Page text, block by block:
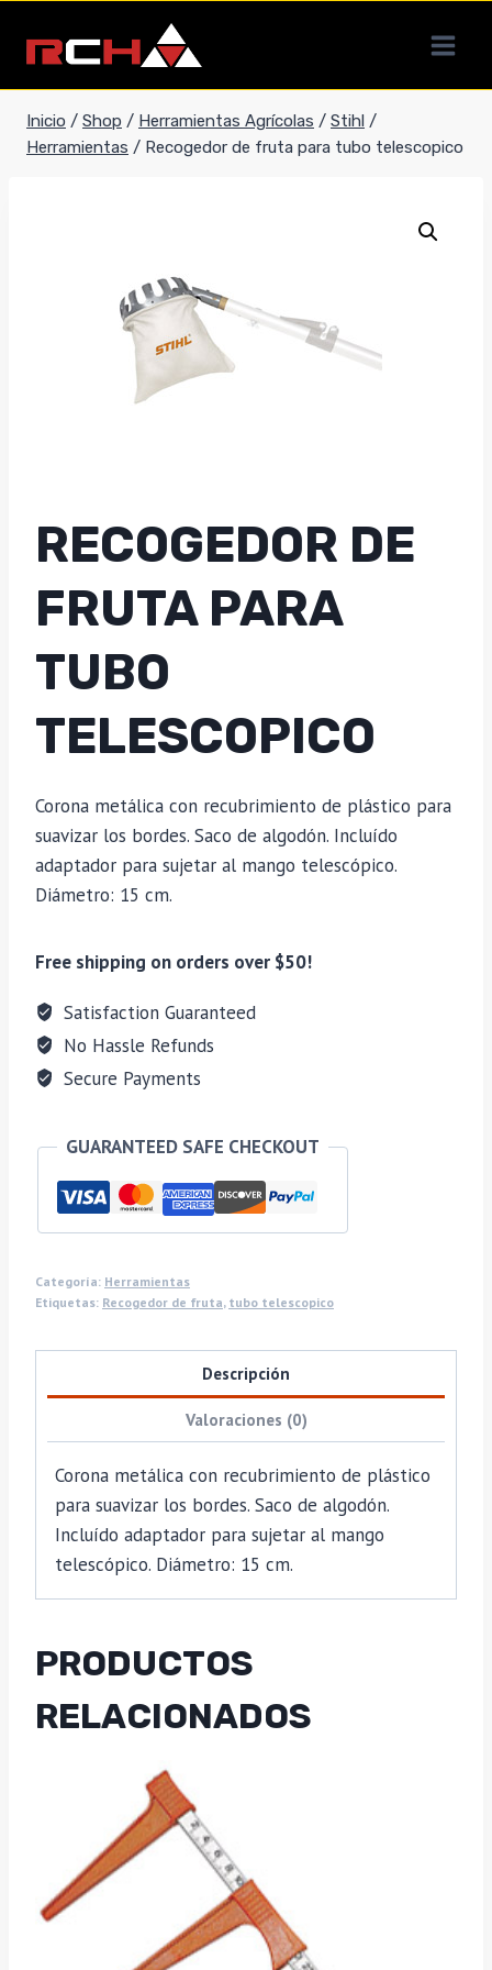
contenido
Inicio / Shop / Herramientas Agrícolas / Stihl /
Herramientas / Recogedor de fruta para tubo telescopico
RECOGEDOR DE
FRUTA PARA
TUBO
TELESCOPICO
Corona metálica con recubrimiento de plástico para
suavizar los bordes. Saco de algodón. Incluído
adaptador para sujetar al mango telescópico.
Diámetro: 15 cm.
Free shipping on orders over $50!
Satisfaction Guaranteed
No Hassle Refunds
Secure Payments
GUARANTEED SAFE CHECKOUT
Categoría: Herramientas
Etiquetas: Recogedor de fruta, tubo telescopico
Descripción
Valoraciones (0)
Corona metálica con recubrimiento de plástico
para suavizar los bordes. Saco de algodón.
Incluído adaptador para sujetar al mango
telescópico. Diámetro: 15 cm.
PRODUCTOS
RELACIONADOS